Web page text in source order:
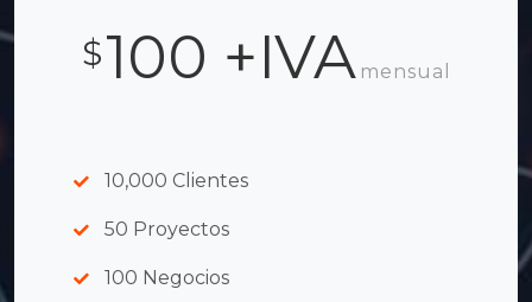
$100 +IVA mensual
10,000 Clientes
50 Proyectos
100 Negocios